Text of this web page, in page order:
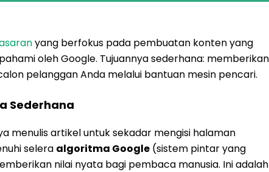
yang berfokus pada pembuatan konten yang
oleh Google. Tujuannya sederhana: memberikan
pelanggan Anda melalui bantuan mesin pencari.
Sederhana
menulis artikel untuk sekadar mengisi halaman
selera algoritma Google (sistem pintar yang
nilai nyata bagi pembaca manusia. Ini adalah